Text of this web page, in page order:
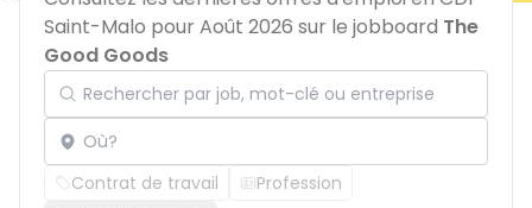
Saint-Malo pour Août 2026 sur le jobboard The
Good Goods
Rechercher par job, mot-clé ou entreprise
Localisation
Contrat de travail Profession